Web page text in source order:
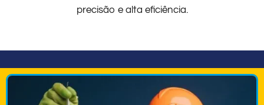
precisão e alta eficiência.